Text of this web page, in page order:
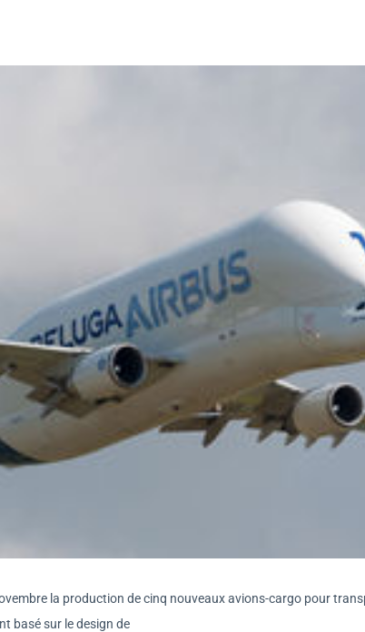
la production de cinq nouveaux avions-cargo pour
basé sur le design de